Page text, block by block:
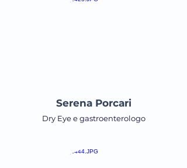
Serena Porcari
Dry Eye e gastroenterologo